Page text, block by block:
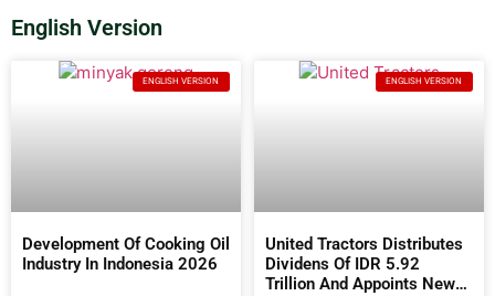
English Version
ENGLISH VERSION
Development Of Cooking Oil
Industry In Indonesia 2026
ENGLISH VERSION
United Tractors Distributes
Dividens Of IDR 5.92
Trillion And Appoints New